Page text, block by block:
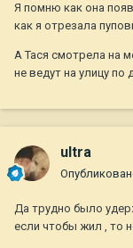
Я помню как она
как я отрезала
А Тася смотрела на
не ведут на улицу по
ultra
Да трудно было
если чтобы жил , то